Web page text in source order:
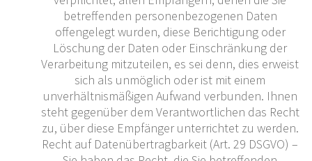
betreffenden personenbezogenen Daten
offengelegt wurden, diese Berichtigung oder
Löschung der Daten oder Einschränkung der
Verarbeitung mitzuteilen, es sei denn, dies erweist
sich als unmöglich oder ist mit einem
unverhältnismäßigen Aufwand verbunden. Ihnen
steht gegenüber dem Verantwortlichen das Recht
zu, über diese Empfänger unterrichtet zu werden.
Recht auf Datenübertragbarkeit (Art. 29 DSGVO) –